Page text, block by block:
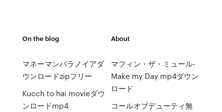
On the blog
マネーマンパラノイアダ
ウンロードzipフリー
Kucch to hai movieダウ
ンロードmp4
About
マフィン・ザ・ミュール-
Make my Day mp4ダウン
ロード
コールオブデューティ無